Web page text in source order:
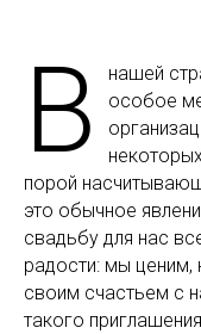
В
нашей
особое
порой
это обычное
свадьбу для нас
радости: мы ценим,
своим счастьем с
такого